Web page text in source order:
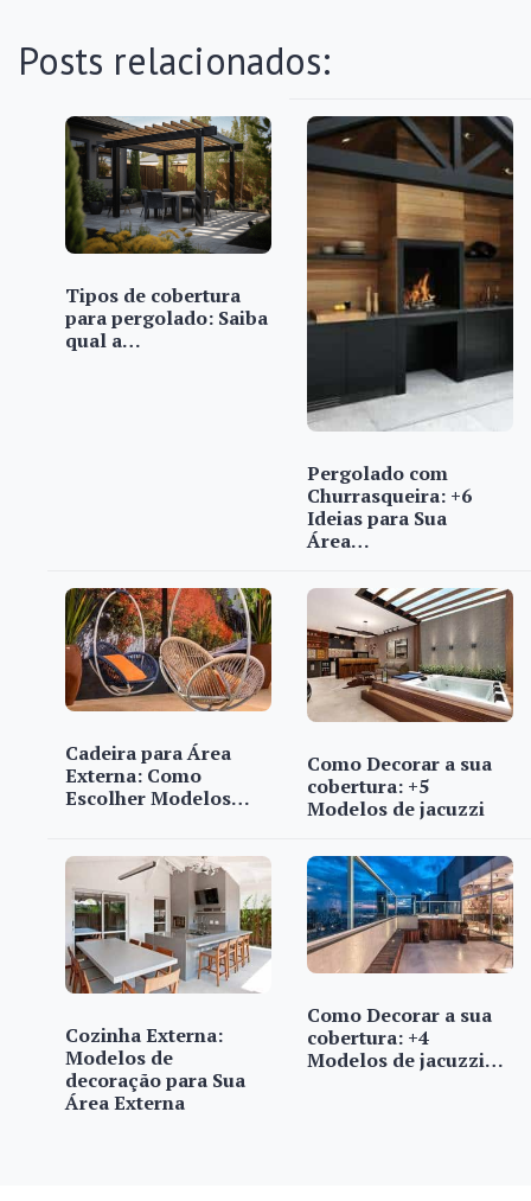
Posts relacionados:
Tipos de cobertura
para pergolado: Saiba
qual a…
Pergolado com
Churrasqueira: +6
Ideias para Sua
Área…
Cadeira para Área
Externa: Como
Escolher Modelos…
Como Decorar a sua
cobertura: +5
Modelos de jacuzzi
Cozinha Externa:
Modelos de
decoração para Sua
Área Externa
Como Decorar a sua
cobertura: +4
Modelos de jacuzzi…